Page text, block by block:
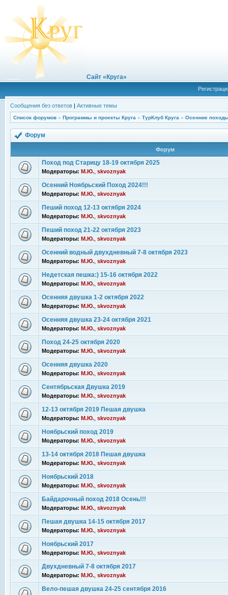
Сайт «Круга»
Сообщения без ответов | Активные темы
Список форумов » Программы и проекты Круга » ТурКлуб Круга » Осенние
Форум
Форум
Поход под Старицу 18-19 октября 2025
Модераторы: М.Ю. skvoznyak
Осенний Ноябрьский Поход 2024!!!
Модераторы: М.Ю. skvoznyak
Пеший поход 12-13 октября 2024
Модераторы: М.Ю. skvoznyak
Пеший поход 21-22 октября 2023
Модераторы: М.Ю. skvoznyak
Осенний водный двухдневный 7-8 октября 2023
Модераторы: М.Ю. skvoznyak
Недетская пешка:) 15-16 октября 2022
Модераторы: М.Ю. skvoznyak
Осенняя двушка 1-2 октября 2022
Модераторы: М.Ю. skvoznyak
Осенняя двушка 23-24 октября 2021
Модераторы: М.Ю. skvoznyak
Поход 24-25 октября 2020
Модераторы: М.Ю. skvoznyak
Осенняя двушка 2020
Модераторы: М.Ю. skvoznyak
Сентябрьская Двушка 2019
Модераторы: М.Ю. skvoznyak
12-13 октября 2019 Пешая двушка
Модераторы: М.Ю. skvoznyak
Ноябрьский поход 2019
Модераторы: М.Ю. skvoznyak
13-14 октября 2018 Пешая двушка
Модераторы: М.Ю. skvoznyak
Ноябрьский 2018
Модераторы: М.Ю. skvoznyak
Байдарочный поход 2018 Осень!!!
Модераторы: М.Ю. skvoznyak
Пешая двушка 14-15 октября 2017
Модераторы: М.Ю. skvoznyak
Ноябрьский 2017
Модераторы: М.Ю. skvoznyak
Двухдневный 7-8 октября 2017
Модераторы: М.Ю. skvoznyak
Вело-пешая двушка 24-25 сентября 2016